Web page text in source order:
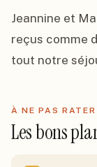
Jeannine et
reçus comme
tout notre
À NE PAS RATER
Les bons